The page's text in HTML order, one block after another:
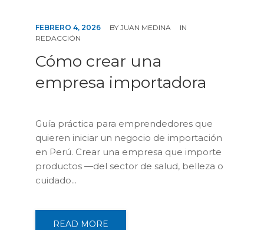
FEBRERO 4, 2026 BY JUAN MEDINA
IN
REDACCIÓN
Cómo crear una
empresa importadora
Guía práctica para emprendedores que
quieren iniciar un negocio de importación
en Perú. Crear una empresa que importe
productos —del sector de salud, belleza o
cuidado...
READ MORE